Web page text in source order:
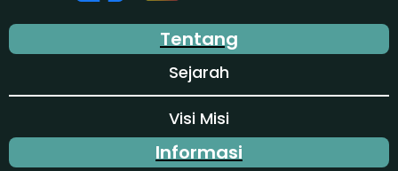
Tentang
Sejarah
Visi Misi
Informasi